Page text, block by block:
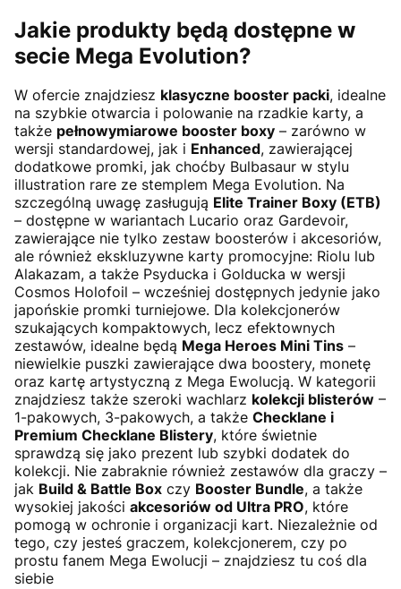
Jakie produkty będą dostępne w
secie Mega Evolution?
W ofercie znajdziesz klasyczne booster packi, idealne
na szybkie otwarcia i polowanie na rzadkie karty, a
także pełnowymiarowe booster boxy – zarówno w
wersji standardowej, jak i Enhanced, zawierającej
dodatkowe promki, jak choćby Bulbasaur w stylu
illustration rare ze stemplem Mega Evolution. Na
szczególną uwagę zasługują Elite Trainer Boxy (ETB)
– dostępne w wariantach Lucario oraz Gardevoir,
zawierające nie tylko zestaw boosterów i akcesoriów,
ale również ekskluzywne karty promocyjne: Riolu lub
Alakazam, a także Psyducka i Golducka w wersji
Cosmos Holofoil – wcześniej dostępnych jedynie jako
japońskie promki turniejowe. Dla kolekcjonerów
szukających kompaktowych, lecz efektownych
zestawów, idealne będą Mega Heroes Mini Tins –
niewielkie puszki zawierające dwa boostery, monetę
oraz kartę artystyczną z Mega Ewolucją. W kategorii
znajdziesz także szeroki wachlarz kolekcji blisterów –
1-pakowych, 3-pakowych, a także Checklane i
Premium Checklane Blistery, które świetnie
sprawdzą się jako prezent lub szybki dodatek do
kolekcji. Nie zabraknie również zestawów dla graczy –
jak Build & Battle Box czy Booster Bundle, a także
wysokiej jakości akcesoriów od Ultra PRO, które
pomogą w ochronie i organizacji kart. Niezależnie od
tego, czy jesteś graczem, kolekcjonerem, czy po
prostu fanem Mega Ewolucji – znajdziesz tu coś dla
siebie